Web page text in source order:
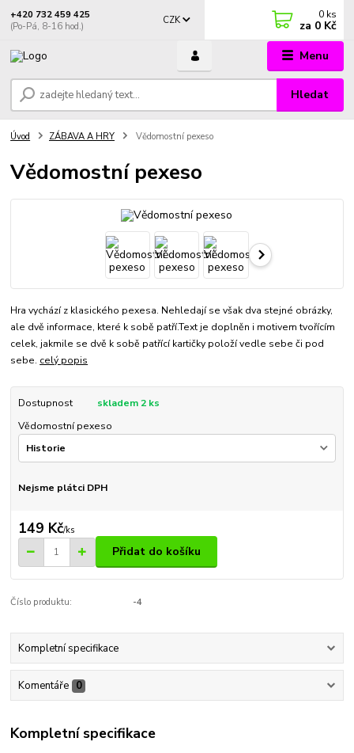
Menu
CZK
Hledat
+420 732 459 425
(Po-Pá, 8-16 hod.)
0 ks
za 0 Kč
Úvod ZÁBAVA A HRY Vědomostní pexeso
Vědomostní pexeso
Hra vychází z klasického pexesa. Nehledají se však dva stejné obrázky,
ale dvě informace, které k sobě patří.Text je doplněn i motivem tvořícím
celek, jakmile se dvě k sobě patřící kartičky položí vedle sebe či pod
sebe. celý popis
Dostupnost
skladem 2 ks
Vědomostní pexeso
Nejsme plátci DPH
149 Kč/ks
Přidat do košíku
Číslo produktu: -4
Kompletní specifikace
Komentáře 0
Kompletní specifikace